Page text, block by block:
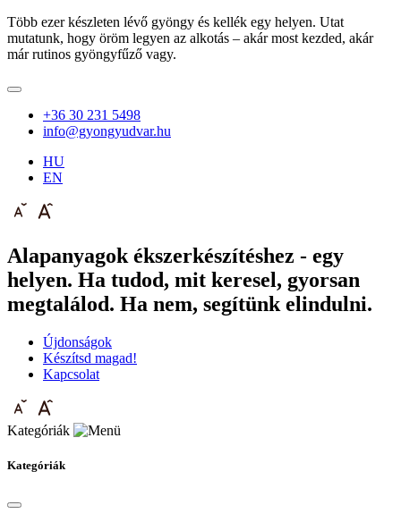
Több ezer készleten lévő gyöngy és kellék egy helyen. Utat
mutatunk, hogy öröm legyen az alkotás – akár most kezded, akár
már rutinos gyöngyfűző vagy.
+36 30 231 5498
info@gyongyudvar.hu
HU
EN
Alapanyagok ékszerkészítéshez - egy
helyen. Ha tudod, mit keresel, gyorsan
megtalálod. Ha nem, segítünk elindulni.
Újdonságok
Készítsd magad!
Kapcsolat
Kategóriák
Kategóriák